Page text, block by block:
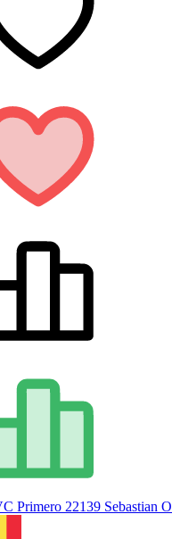
Primero 22139 Sebastian